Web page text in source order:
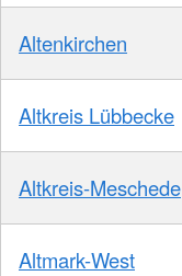
Altenkirchen
Altkreis Lübbecke
Altkreis-Meschede
Altmark-West